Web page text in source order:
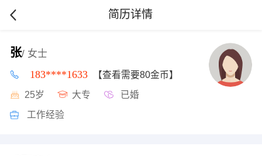
简历详情
张/ 女士
183****1633 【查看需要80金币】
25岁 大专 已婚
工作经验